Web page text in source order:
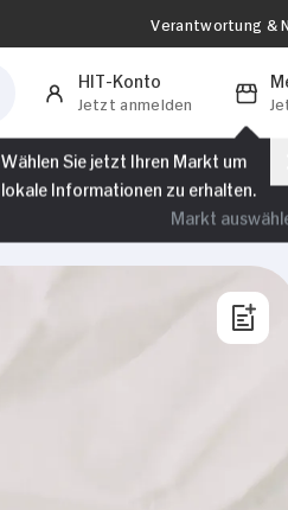
Verantwortung &
HIT-Konto
Jetzt anmelden
Wählen Sie jetzt Ihren Markt um
lokale Informationen zu erhalten.
Markt